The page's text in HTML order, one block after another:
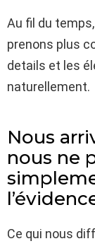
Au fil du
prenons plus
details et les
naturellement.
Nous
nous ne
Ce qui nous